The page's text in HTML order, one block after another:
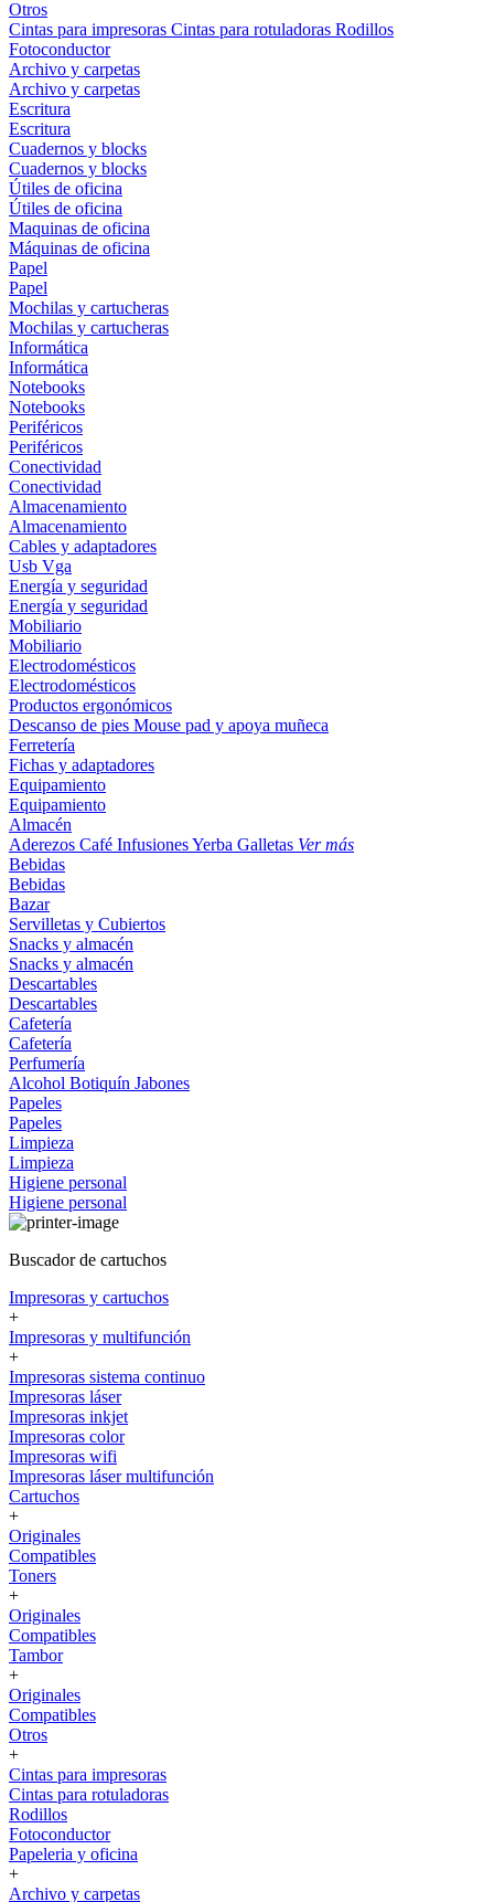
Otros
Cintas para impresoras Cintas para rotuladoras Rodillos
Fotoconductor
Archivo y carpetas
Archivo y carpetas
Escritura
Escritura
Cuadernos y blocks
Cuadernos y blocks
Útiles de oficina
Útiles de oficina
Maquinas de oficina
Máquinas de oficina
Papel
Papel
Mochilas y cartucheras
Mochilas y cartucheras
Informática
Informática
Notebooks
Notebooks
Periféricos
Periféricos
Conectividad
Conectividad
Almacenamiento
Almacenamiento
Cables y adaptadores
Usb Vga
Energía y seguridad
Energía y seguridad
Mobiliario
Mobiliario
Electrodomésticos
Electrodomésticos
Productos ergonómicos
Descanso de pies Mouse pad y apoya muñeca
Ferretería
Fichas y adaptadores
Equipamiento
Equipamiento
Almacén
Aderezos Café InfusionesYerba Galletas Ver más
Bebidas
Bebidas
Bazar
Servilletas y Cubiertos
Snacks y almacén
Snacks y almacén
Descartables
Descartables
Cafetería
Cafetería
Perfumería
Alcohol Botiquín Jabones
Papeles
Papeles
Limpieza
Limpieza
Higiene personal
Higiene personal
Buscador de cartuchos
Impresoras y cartuchos
+
Impresoras y multifunción
+
Impresoras sistema continuo
Impresoras láser
Impresoras inkjet
Impresoras color
Impresoras wifi
Impresoras láser multifunción
Cartuchos
+
Originales
Compatibles
Toners
+
Originales
Compatibles
Tambor
+
Originales
Compatibles
Otros
+
Cintas para impresoras
Cintas para rotuladoras
Rodillos
Fotoconductor
Papeleria y oficina
+
Archivo y carpetas